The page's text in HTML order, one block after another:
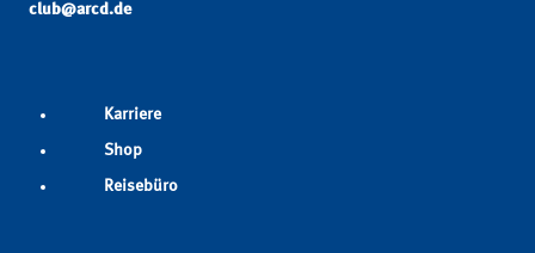
club@arcd.de
Karriere
Shop
Reisebüro